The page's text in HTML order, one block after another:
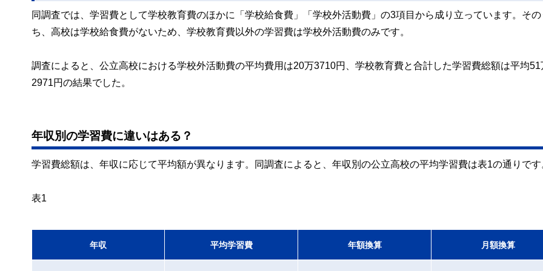
同調査では、学習費として学校教育費のほかに「学校給食費」「学校外活動費」の3項目から成り立っています。その
ち、高校は学校給食費がないため、学校教育費以外の学習費は学校外活動費のみです。
調査によると、公立高校における学校外活動費の平均費用は20万3710円、学校教育費と合計した学習費総額は平均51
2971円の結果でした。
年収別の学習費に違いはある？
学習費総額は、年収に応じて平均額が異なります。同調査によると、年収別の公立高校の平均学習費は表1の通りです
表1
年収 平均学習費 年額換算 月額換算